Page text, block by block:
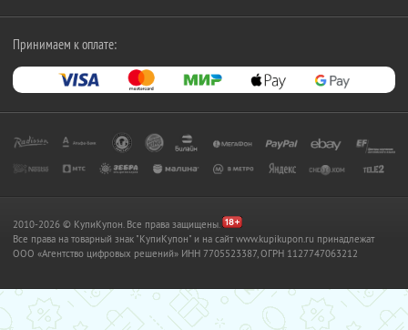
Принимаем к оплате:
2010-2026 © КупиКупон. Все права защищены.
Все права на товарный знак "КупиКупон" и на сайт www.kupikupon.ru принадлежат
OOO «Агентство цифровых решений» ИНН 7705523387, ОГРН 1127747063212